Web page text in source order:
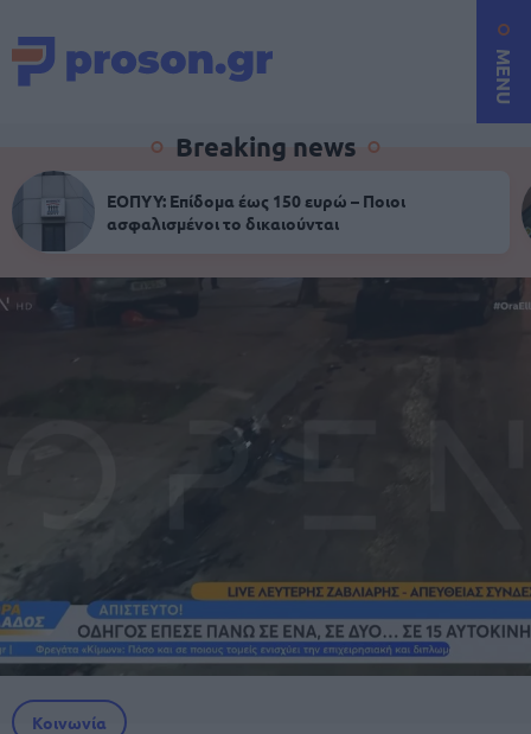
MENU
Breaking news
ΕΟΠΥΥ: Επίδομα έως 150 ευρώ – Ποιοι
ασφαλισμένοι το δικαιούνται
Κοινωνία